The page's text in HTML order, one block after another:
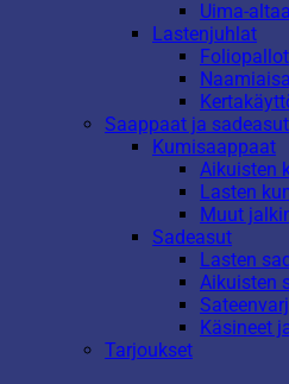
Uima-
Lastenjuhlat
Foliopallot
Saappaat ja sadeasut
Kumisaappaat
Aikuisten
Lasten
Muut
Sadeasut
Lasten
Aikuisten
Käsineet
Tarjoukset